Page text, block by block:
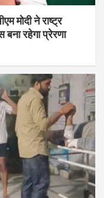
मोदी ने राष्ट्र
रहेगा प्रेरणा